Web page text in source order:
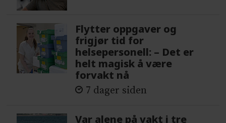
Flytter oppgaver og
frigjør tid for
helsepersonell: – Det er
helt magisk å være
forvakt nå
7 dager siden
Var alene på vakt i tre